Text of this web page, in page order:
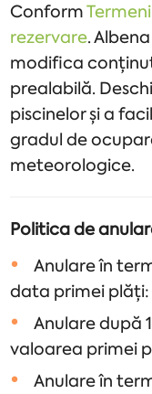
Conform
rezervare.
modifica
prealabilă.
piscinelor și a
gradul de
meteorologice.
Politica de
Anulare în
data primei
Anulare după
valoarea primei
Anulare în